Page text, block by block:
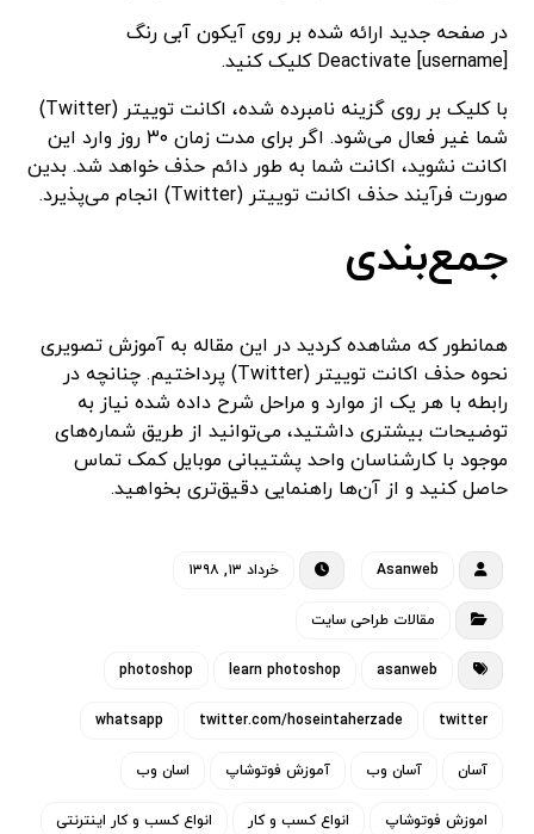
در صفحه جدید ارائه شده بر روی آیکون آبی رنگ
Deactivate [username] کلیک کنید.
با کلیک بر روی گزینه نامبرده شده، اکانت توییتر (Twitter)
شما غیر فعال می‌شود. اگر برای مدت زمان ۳۰ روز وارد این
اکانت نشوید، اکانت شما به طور دائم حذف خواهد شد. بدین
صورت فرآیند حذف اکانت توییتر (Twitter) انجام می‌پذیرد.
جمع‌بندی
همانطور که مشاهده کردید در این مقاله به آموزش تصویری
نحوه حذف اکانت توییتر (Twitter) پرداختیم. چنانچه در
رابطه با هر یک از موارد و مراحل شرح داده شده نیاز به
توضیحات بیشتری داشتید، می‌توانید از طریق شماره‌های
موجود با کارشناسان واحد پشتیبانی موبایل کمک تماس
حاصل کنید و از آن‌ها راهنمایی دقیق‌تری بخواهید.
Asanweb خرداد ۱۳, ۱۳۹۸
مقالات طراحی سایت
asanweb
learn photoshop
photoshop
twitter
twitter.com/hoseintaherzade
whatsapp
آسان آسان وب آموزش فوتوشاپ اسان وب
اموزش فوتوشاپ انواع کسب و کار انواع کسب و کار اینترنتی